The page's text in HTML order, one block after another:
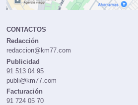
CONTACTOS
Redacción
redaccion@km77.com
Publicidad
91 513 04 95
publi@km77.com
Facturación
91 724 05 70